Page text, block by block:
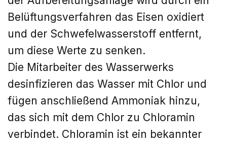
Belüftungsverfahren das Eisen oxidiert
und der Schwefelwasserstoff entfernt,
um diese Werte zu senken.
Die Mitarbeiter des Wasserwerks
desinfizieren das Wasser mit Chlor und
fügen anschließend Ammoniak hinzu,
das sich mit dem Chlor zu Chloramin
verbindet. Chloramin ist ein bekannter